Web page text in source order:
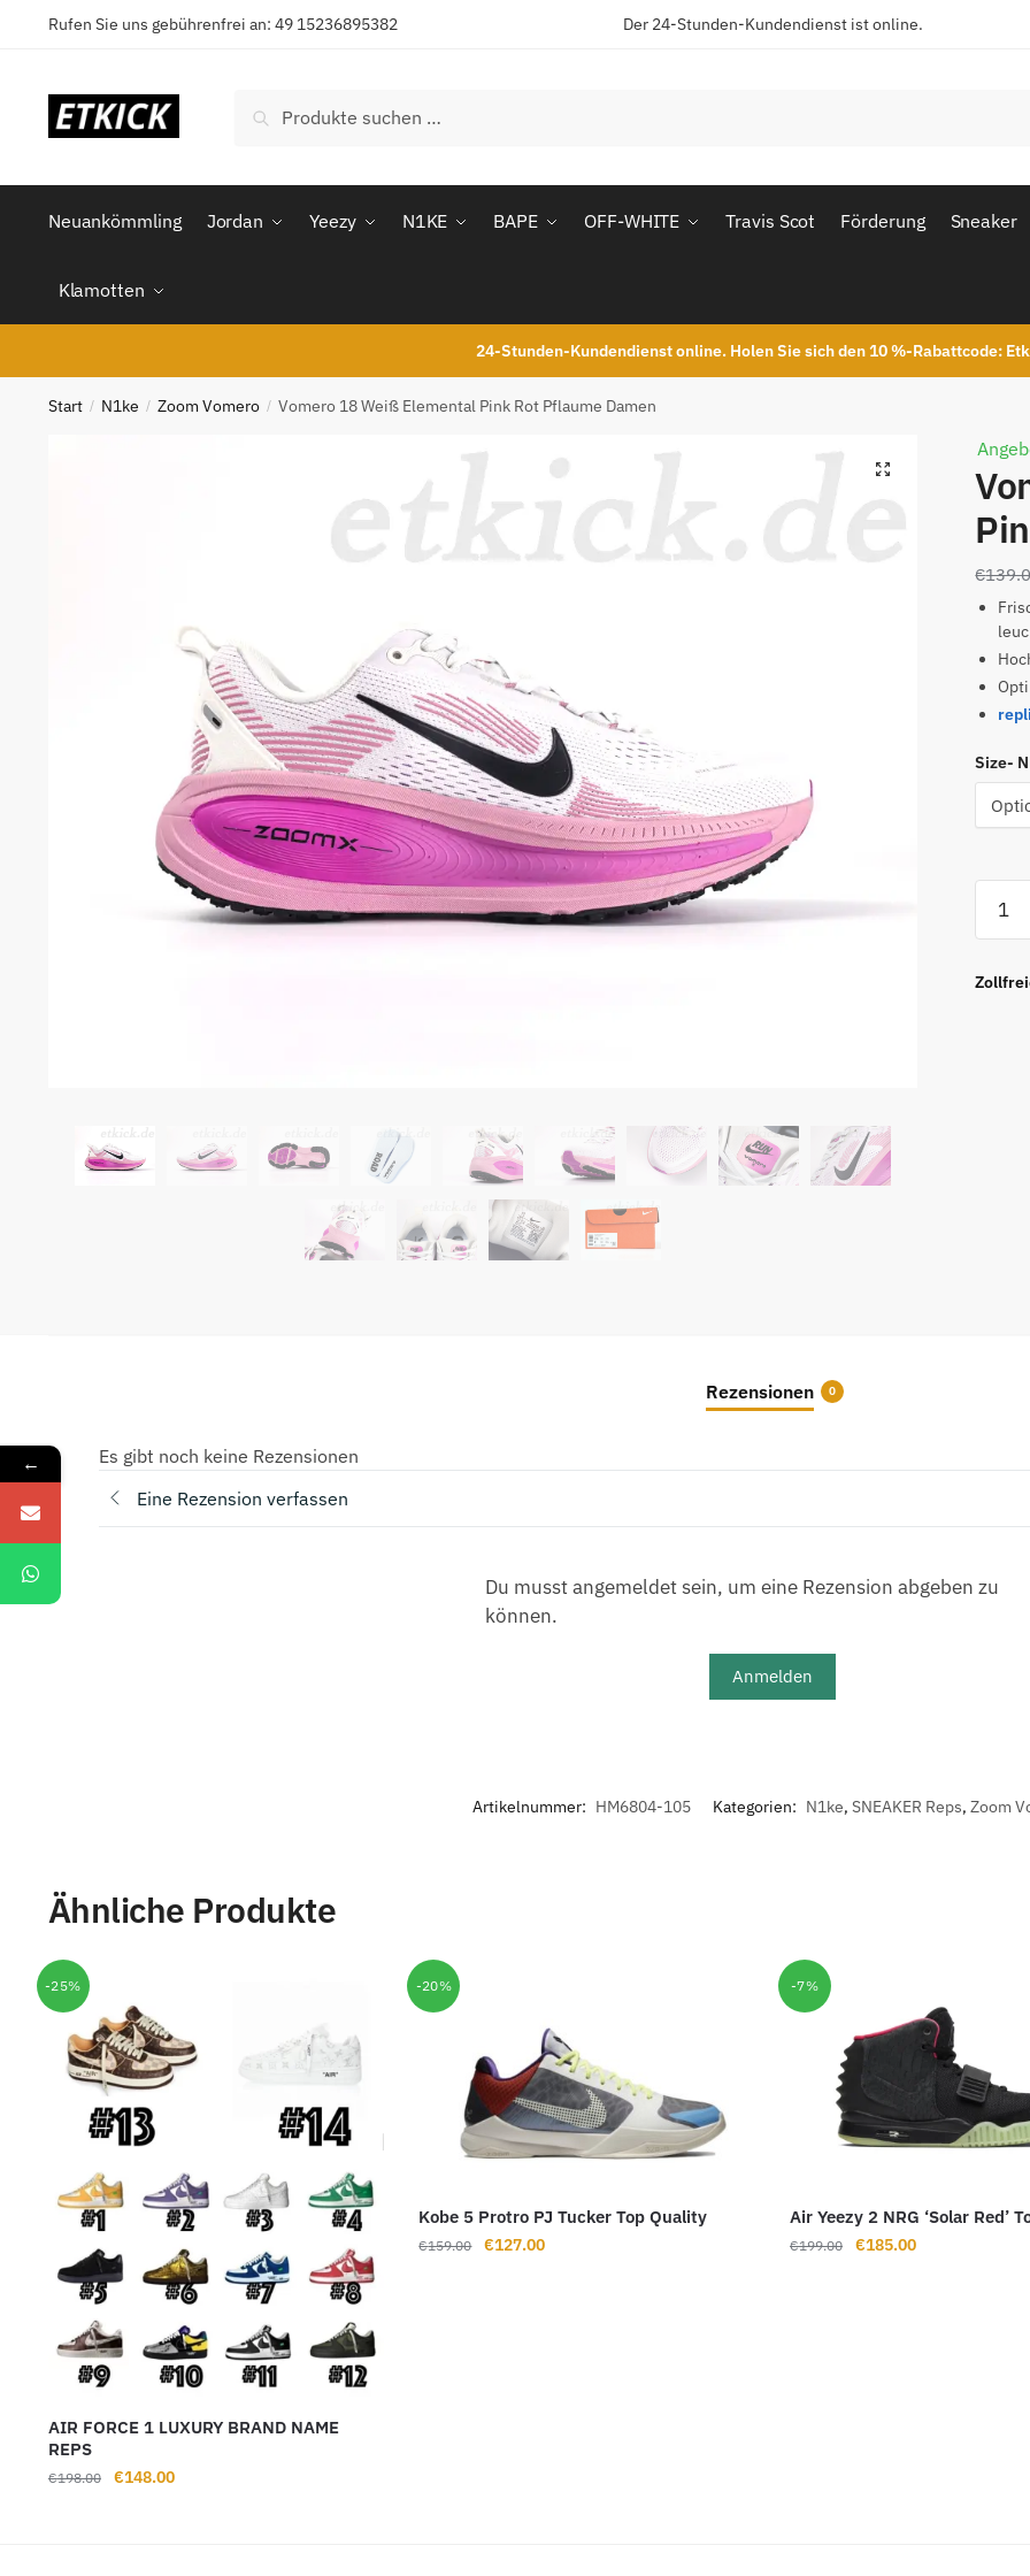
Rufen Sie uns gebührenfrei an: 49 15236895382 Der 24-Stunden-Kundendienst ist online.
nach:
Suchen
Neuankömmling Jordan Yeezy N1KE BAPE OFF-WHITE Travis Scot Förderung Sneaker
Klamotten
24-Stunden-Kundendienst online. Holen Sie sich den 10 %-Rabattcode:
Start / N1ke / Zoom Vomero / Vomero 18 Weiß Elemental Pink Rot Pflaume Damen
€
Size-
Rezensionen 0
Es gibt noch keine Rezensionen
Eine Rezension verfassen
Du musst angemeldet sein, um eine Rezension abgeben zu
können.
Anmelden
Artikelnummer: HM6804-105 Kategorien: N1ke, SNEAKER Reps, Zoom
Ähnliche Produkte
-25%
AIR FORCE 1 LUXURY BRAND NAME
REPS
€198.00
Ursprünglicher
€148.00Aktueller
-20%
Kobe 5 Protro PJ Tucker Top Quality
€159.00
Ursprünglicher
€127.00Aktueller
-7%
Air Yeezy 2 NRG ‘Solar Red’
€199.00
Ursprünglicher
€185.00Aktueller
←